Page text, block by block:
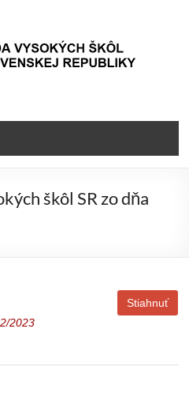
škôl SR zo dňa
Stiahnuť
2023